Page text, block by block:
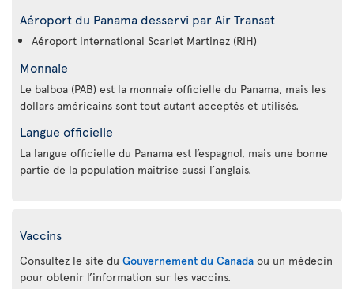
Aéroport du Panama desservi par Air Transat
Aéroport international Scarlet Martinez (RIH)
Monnaie
Le balboa (PAB) est la monnaie officielle du Panama, mais les
dollars américains sont tout autant acceptés et utilisés.
Langue officielle
La langue officielle du Panama est l’espagnol, mais une bonne
partie de la population maitrise aussi l’anglais.
Vaccins
Consultez le site du Gouvernement du Canada ou un médecin
pour obtenir l’information sur les vaccins.